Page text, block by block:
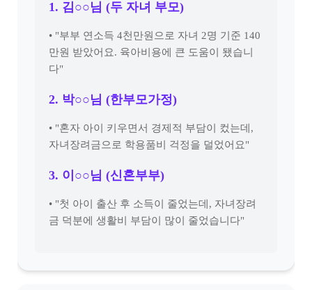
1. 김○○님 (두 자녀 부모)
• "부부 연소득 4천만원으로 자녀 2명 기준 140
만원 받았어요. 육아비용에 큰 도움이 됐습니
다"
2. 박○○님 (한부모가정)
• "혼자 아이 키우면서 경제적 부담이 컸는데,
자녀장려금으로 학용품비 걱정을 덜었어요"
3. 이○○님 (신혼부부)
• "첫 아이 출산 후 소득이 줄었는데, 자녀장려
금 덕분에 생활비 부담이 많이 줄었습니다"